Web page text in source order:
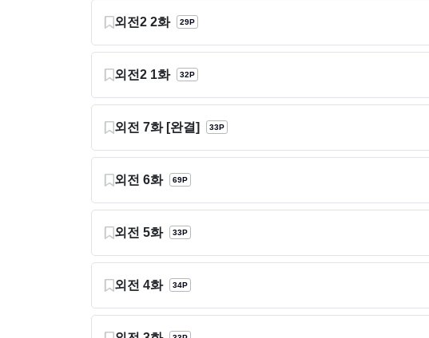
외전2 2화 29P
외전2 1화 32P
외전 7화 [완결] 33P
외전 6화 69P
외전 5화 33P
외전 4화 34P